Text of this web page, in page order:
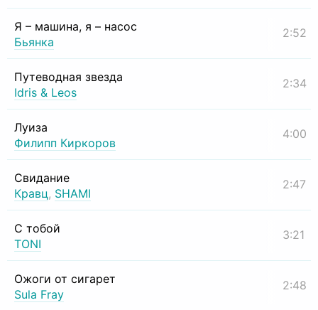
Я – машина, я – насос
Бьянка
2:52
Путеводная звезда
Idris & Leos
2:34
Луиза
Филипп Киркоров
4:00
Свидание
Кравц, SHAMI
2:47
С тобой
TONI
3:21
Ожоги от сигарет
Sula Fray
2:48